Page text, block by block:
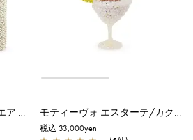
税込 33,000yen